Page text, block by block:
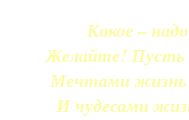
Какое –
Желайте! Пусть
Мечтами жизнь
И чудесами